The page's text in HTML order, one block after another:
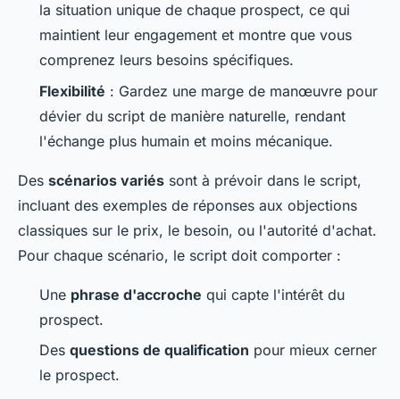
la situation unique de chaque prospect, ce qui
maintient leur engagement et montre que vous
comprenez leurs besoins spécifiques.
Flexibilité : Gardez une marge de manœuvre pour
dévier du script de manière naturelle, rendant
l'échange plus humain et moins mécanique.
Des scénarios variés sont à prévoir dans le script,
incluant des exemples de réponses aux objections
classiques sur le prix, le besoin, ou l'autorité d'achat.
Pour chaque scénario, le script doit comporter :
Une phrase d'accroche qui capte l'intérêt du
prospect.
Des questions de qualification pour mieux cerner
le prospect.